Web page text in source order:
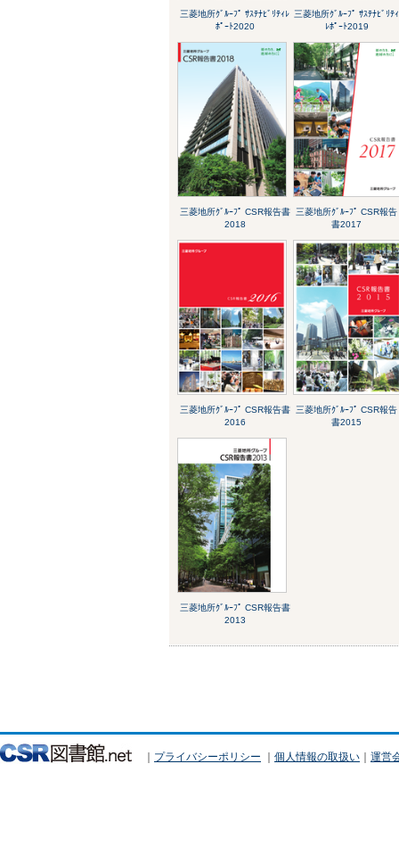
三菱地所ｸﾞﾙｰﾌﾟ ｻｽﾃﾅﾋﾞﾘﾃｨﾚ
ﾎﾟｰﾄ2020
三菱地所ｸﾞﾙｰﾌﾟ ｻｽﾃﾅﾋﾞﾘﾃｨ
ﾚﾎﾟｰﾄ2019
三菱地所ｸﾞﾙｰﾌﾟ CSR報告書
2018
三菱地所ｸﾞﾙｰﾌﾟ CSR報告
書2017
三菱地所ｸﾞﾙｰﾌﾟ CSR報告書
2016
三菱地所ｸﾞﾙｰﾌﾟ CSR報告
書2015
三菱地所ｸﾞﾙｰﾌﾟ CSR報告書
2013
｜ プライバシーポリシー ｜ 個人情報の取扱い ｜ 運営